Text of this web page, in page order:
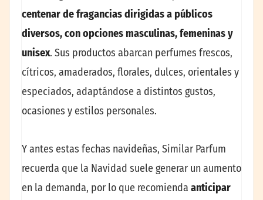
centenar de fragancias dirigidas a públicos
diversos, con opciones masculinas, femeninas y
unisex. Sus productos abarcan perfumes frescos,
cítricos, amaderados, florales, dulces, orientales y
especiados, adaptándose a distintos gustos,
ocasiones y estilos personales.
Y antes estas fechas navideñas, Similar Parfum
recuerda que la Navidad suele generar un aumento
en la demanda, por lo que recomienda anticipar